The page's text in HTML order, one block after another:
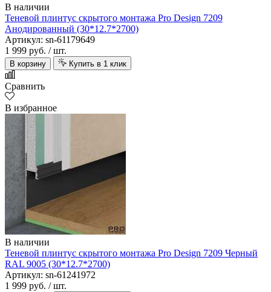
В наличии
Теневой плинтус скрытого монтажа Pro Design 7209
Анодированный (30*12.7*2700)
Артикул: sn-61179649
1 999 руб. / шт.
В корзину Купить в 1 клик
Сравнить
В избранное
В наличии
Теневой плинтус скрытого монтажа Pro Design 7209 Черный
RAL 9005 (30*12.7*2700)
Артикул: sn-61241972
1 999 руб. / шт.